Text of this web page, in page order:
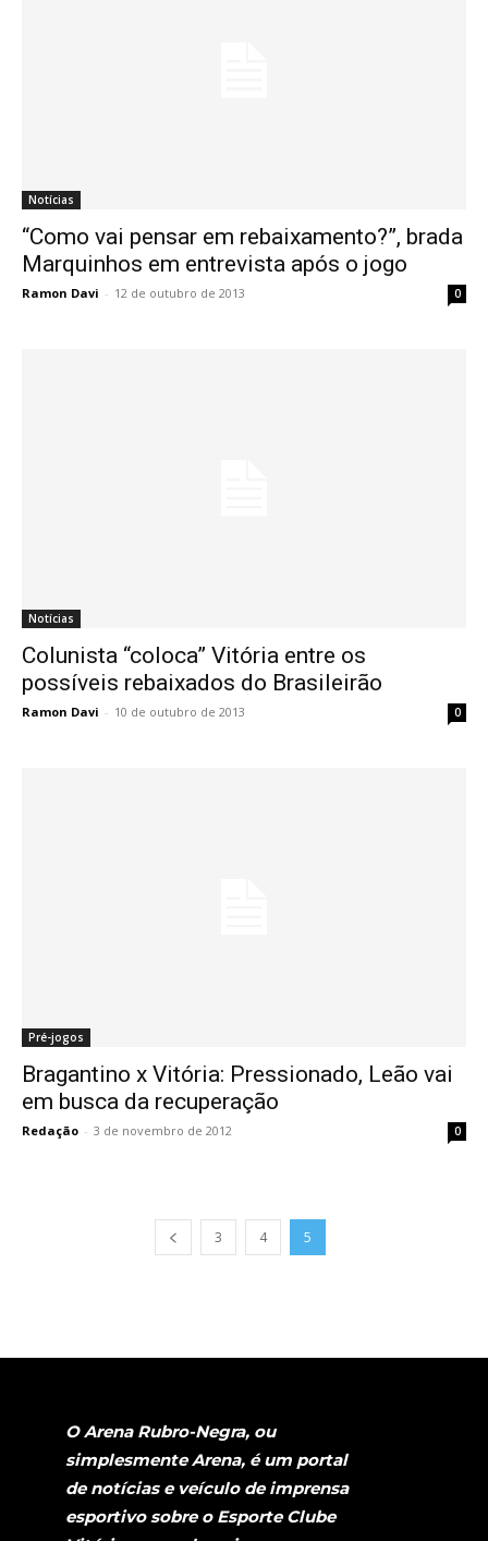
Notícias
“Como vai pensar em rebaixamento?”, brada
Marquinhos em entrevista após o jogo
Ramon Davi - 12 de outubro de 2013 0
Notícias
Colunista “coloca” Vitória entre os
possíveis rebaixados do Brasileirão
Ramon Davi - 10 de outubro de 2013 0
Pré-jogos
Bragantino x Vitória: Pressionado, Leão vai
em busca da recuperação
Redação - 3 de novembro de 2012 0
3 4 5
O Arena Rubro-Negra, ou
simplesmente Arena, é um portal
de notícias e veículo de imprensa
esportivo sobre o Esporte Clube